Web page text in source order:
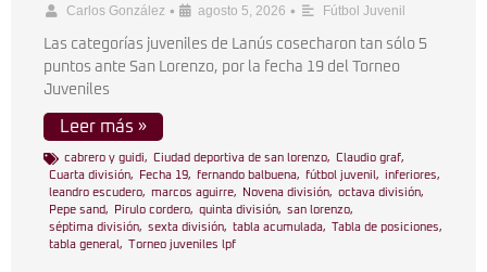
Carlos González • agosto 5, 2026 • Fútbol Juvenil
Las categorías juveniles de Lanús cosecharon tan sólo 5
puntos ante San Lorenzo, por la fecha 19 del Torneo
Juveniles
Leer más »
cabrero y guidi, Ciudad deportiva de san lorenzo, Claudio graf,
Cuarta división, Fecha 19, fernando balbuena, fútbol juvenil , inferiores,
leandro escudero, marcos aguirre, Novena división, octava división,
Pepe sand, Pirulo cordero, quinta división, san lorenzo,
séptima división, sexta división, tabla acumulada, Tabla de posiciones,
tabla general , Torneo juveniles lpf